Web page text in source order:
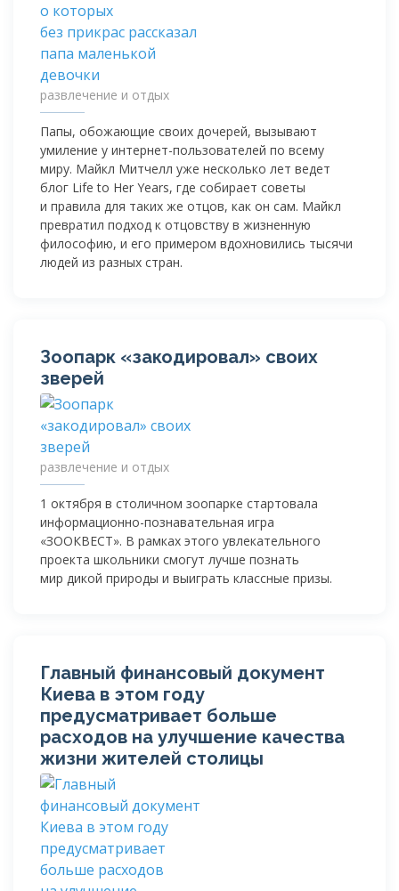
развлечение и отдых
Папы, обожающие своих дочерей, вызывают
умиление у интернет-пользователей по всему
миру. Майкл Митчелл уже несколько лет ведет
блог Life to Her Years, где собирает советы
и правила для таких же отцов, как он сам. Майкл
превратил подход к отцовству в жизненную
философию, и его примером вдохновились тысячи
людей из разных стран.
Зоопарк «закодировал» своих
зверей
развлечение и отдых
1 октября в столичном зоопарке стартовала
информационно-познавательная игра
«ЗООКВЕСТ». В рамках этого увлекательного
проекта школьники смогут лучше познать
мир дикой природы и выиграть классные призы.
Главный финансовый документ
Киева в этом году
предусматривает больше
расходов на улучшение качества
жизни жителей столицы